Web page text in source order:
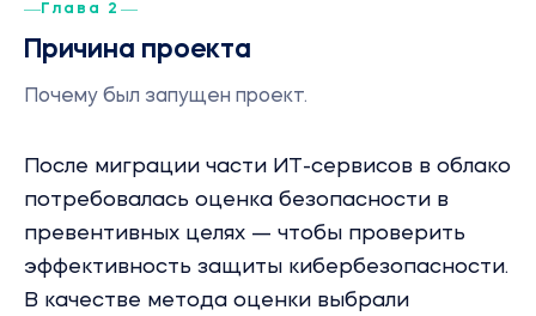
Глава 2
Причина проекта
Почему был запущен проект.
После миграции части ИТ-сервисов в облако
потребовалась оценка безопасности в
превентивных целях — чтобы проверить
эффективность защиты кибербезопасности.
В качестве метода оценки выбрали